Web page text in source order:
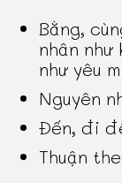
Bằng,
nhân như
như yêu
Nguyên
Đến, đi
Thuận